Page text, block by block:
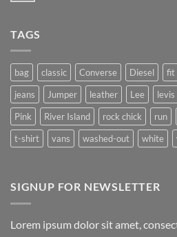
TAGS
bag classic Converse Diesel fit
jeans
Jumper leather Lee levis
Pink
River Island rock chick run
t-shirt
vans washed-out white
SIGNUP FOR NEWSLETTER
Lorem ipsum dolor sit amet,